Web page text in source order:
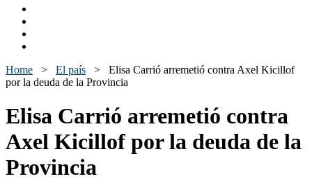
Home > El país > Elisa Carrió arremetió contra Axel Kicillof
por la deuda de la Provincia
Elisa Carrió arremetió contra
Axel Kicillof por la deuda de la
Provincia